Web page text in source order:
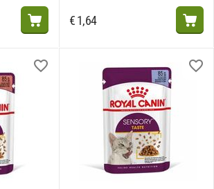
€1,64